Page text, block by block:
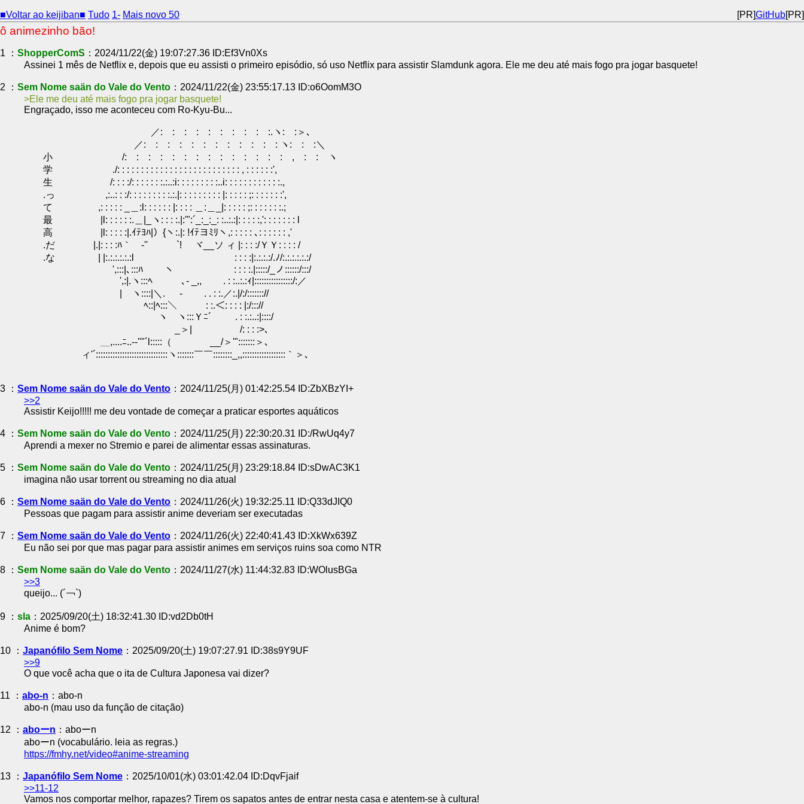
■Voltar ao keijiban■ Tudo 1- Mais novo 50 [PR]GitHub[PR]
ô animezinho bão!
1 ： ShopperComS ：2024/11/22(金) 19:07:27.36 ID:Ef3Vn0Xs
Assinei 1 mês de Netflix e, depois que eu assisti o primeiro episódio, só uso Netflix para assistir Slamdunk agora. Ele me deu até mais fogo pra jogar basquete!
2 ： Sem Nome saän do Vale do Vento ：2024/11/22(金) 23:55:17.13 ID:o6OomM3O
Ele me deu até mais fogo pra jogar basquete!
Engraçado, isso me aconteceu com Ro-Kyu-Bu...
／: : : : : : : : : :.ヽ: :＞､
／: : : : : : : : : : : : ヽ: : :＼
小 /: : : : : : : : : : : : : : , : : ヽ
学 ./: : : : : : : : : : : : : : : : : : : : : : : : : : , : : : : : :',
生 /: : : :/: : : : : : :.:..:i: : : : : : : : :..i: : : : : : : : : : : :.,
.っ ,:..: : :/: : : : : : : : :.:.|: : : : : : : : : |: : : : : ;: : : : : : :',
て ,: : : : : _＿:l: : : : : : |: : : : ＿:＿_|: : : : : ;: : : : : : :.;
最 |l: : : : : :.＿|_ヽ: : : :.|:'":´_:_:_: :..:.:|: : : : :,': : : : : : : l
高 |l: : : : :|.ｲﾃﾖﾊ|）{ヽ:.|: !ｲﾃヨﾐﾘヽ,: : : : : ､: : : : : : ,'
.だ |.|: : : :ﾊ｀ゞ-'' `! ヾ__ソ ィ |: : : :/ＹＹ: : : : /
.な | |:.:.:.:.:.:l : : : :|:.:.:.:/.ﾉ/:.:.:.:.:.:/
',:::|､:::ﾊ ヽ : : : :.|:::::/_ノ::::::/:::/
',:|.ヽ:::ﾍ ､- _,, . : :..:.:ｨ|::::::::::::::::/:／
| ヽ::::|＼. ‐ . . : :.／:.|/:/::::::://
ﾍ::|ﾍ:::＼ : :.＜: : : : |:/::://
ヽ ヽ:::Ｙﾆ´ . : :.:..:|::::/
_＞| /: : : :>､
＿,....ﾆ..-‐''"´l:::::（ __/＞'":::::::＞､
ィ'´::::::::::::::::::::::::::::::ヽ:::::::￣￣::::::::_,,::::::::::::::::::｀＞､
3 ： Sem Nome saän do Vale do Vento ：2024/11/25(月) 01:42:25.54 ID:ZbXBzYI+
>>2
Assistir Keijo!!!!! me deu vontade de começar a praticar esportes aquáticos
4 ： Sem Nome saän do Vale do Vento ：2024/11/25(月) 22:30:20.31 ID:/RwUq4y7
Aprendi a mexer no Stremio e parei de alimentar essas assinaturas.
5 ： Sem Nome saän do Vale do Vento ：2024/11/25(月) 23:29:18.84 ID:sDwAC3K1
imagina não usar torrent ou streaming no dia atual
6 ： Sem Nome saän do Vale do Vento ：2024/11/26(火) 19:32:25.11 ID:Q33dJIQ0
Pessoas que pagam para assistir anime deveriam ser executadas
7 ： Sem Nome saän do Vale do Vento ：2024/11/26(火) 22:40:41.43 ID:XkWx639Z
Eu não sei por que mas pagar para assistir animes em serviços ruins soa como NTR
8 ： Sem Nome saän do Vale do Vento ：2024/11/27(水) 11:44:32.83 ID:WOlusBGa
>>3
queijo... (´￢`)
9 ： sla ：2025/09/20(土) 18:32:41.30 ID:vd2Db0tH
Anime é bom?
10 ： Japanófilo Sem Nome ：2025/09/20(土) 19:07:27.91 ID:38s9Y9UF
>>9
O que você acha que o ita de Cultura Japonesa vai dizer?
11 ： abo-n ：abo-n
abo-n (mau uso da função de citação)
12 ： aboーn ：aboーn
aboーn (vocabulário. leia as regras.)
https://fmhy.net/video#anime-streaming
13 ： Japanófilo Sem Nome ：2025/10/01(水) 03:01:42.04 ID:DqvFjaif
>>11-12
Vamos nos comportar melhor, rapazes? Tirem os sapatos antes de entrar nesta casa e atentem-se à cultura!